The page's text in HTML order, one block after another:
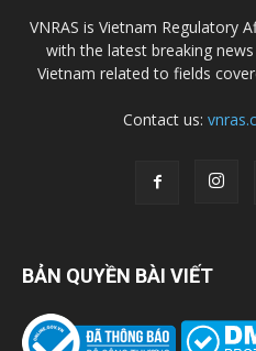
VNRAS is Vietnam Regulatory
with the latest breaking
Vietnam related to fields
Contact us:
BẢN QUYỀN BÀI VIẾT